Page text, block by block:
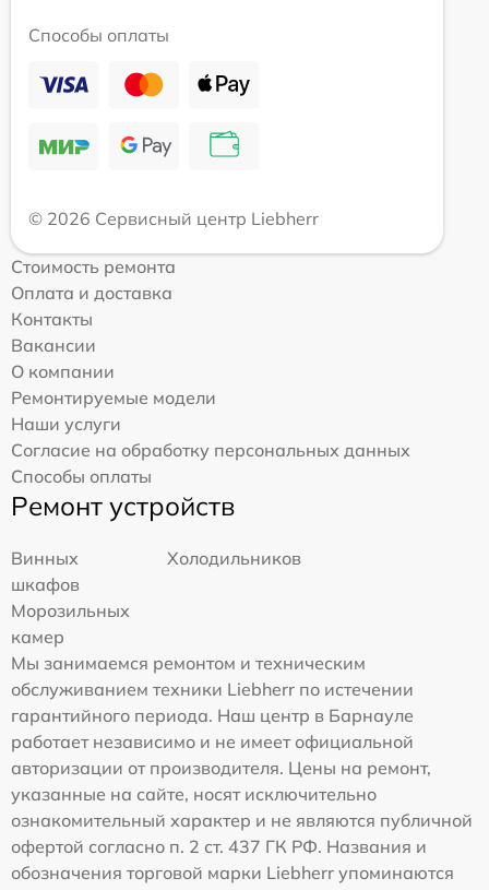
Способы оплаты
© 2026 Сервисный центр Liebherr
Стоимость ремонта
Оплата и доставка
Контакты
Вакансии
О компании
Ремонтируемые модели
Наши услуги
Согласие на обработку персональных данных
Способы оплаты
Ремонт устройств
Винных
шкафов
Холодильников
Морозильных
камер
Мы занимаемся ремонтом и техническим
обслуживанием техники Liebherr по истечении
гарантийного периода. Наш центр в Барнауле
работает независимо и не имеет официальной
авторизации от производителя. Цены на ремонт,
указанные на сайте, носят исключительно
ознакомительный характер и не являются публичной
офертой согласно п. 2 ст. 437 ГК РФ. Названия и
обозначения торговой марки Liebherr упоминаются